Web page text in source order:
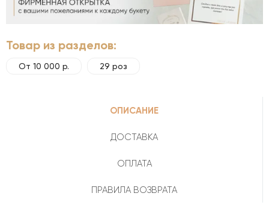
Товар из разделов:
От 10 000 р. 29 роз
ОПИСАНИЕ
ДОСТАВКА
ОПЛАТА
ПРАВИЛА ВОЗВРАТА